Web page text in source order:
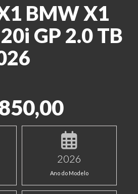
BMW X1
GP 2.0 TB
2026
Ano do Modelo